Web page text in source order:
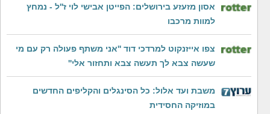
אסון מזעזע בירושלים: הפייטן אבישי לוי ז''ל - נמחץ
למוות מרכבו
צפו אייזנקוט למרדכי דוד ''אני משתף פעולה רק עם מי
שעשה צבא לך תעשה צבא ותחזור אלי''
משבת ועד אלול: כל הסינגלים והקליפים החדשים
במוזיקה החסידית